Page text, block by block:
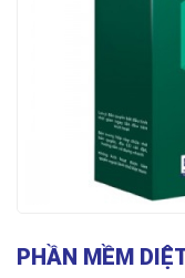
PHẦN MỀM